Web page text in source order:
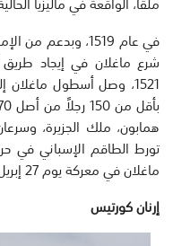
في عام 1519،
شرع ماغلان في إيجاد
1521، وصل أسطول
همابون، ملك الجزيرة،
تورط الطاقم الإسباني في
ماغلان في معركة يوم 27 إبريل/نيسان 1521.
إرنان كورتيس